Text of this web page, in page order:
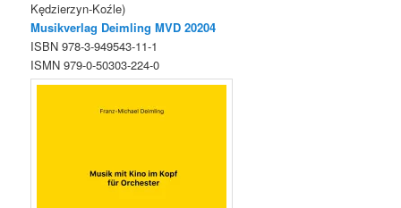
Kędzierzyn-Koźle)
Musikverlag Deimling MVD 20204
ISBN 978-3-949543-11-1
ISMN 979-0-50303-224-0